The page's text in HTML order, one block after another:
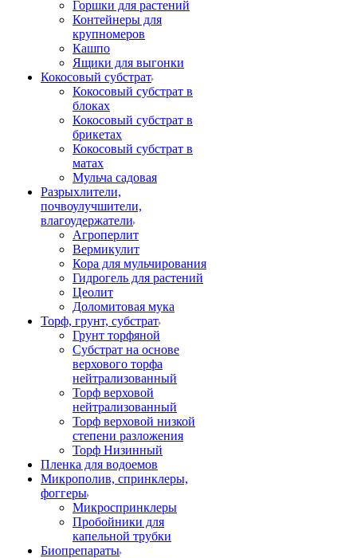
Горшки для растений
Контейнеры для
крупномеров
Кашпо
Ящики для выгонки
Кокосовый субстрат
Кокосовый субстрат в
блоках
Кокосовый субстрат в
брикетах
Кокосовый субстрат в
матах
Мульча садовая
Разрыхлители,
почвоулучшители,
влагоудержатели
Агроперлит
Вермикулит
Кора для мульчирования
Гидрогель для растений
Цеолит
Доломитовая мука
Торф, грунт, субстрат
Грунт торфяной
Субстрат на основе
верхового торфа
нейтрализованный
Торф верховой
нейтрализованный
Торф верховой низкой
степени разложения
Торф Низинный
Пленка для водоемов
Микрополив, спринклеры,
фоггеры
Микроспринклеры
Пробойники для
капельной трубки
Биопрепараты